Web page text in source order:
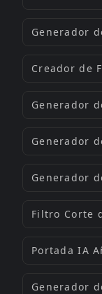
Generador
Creador de
Generador
Generador
Generador
Filtro Corte
Portada IA
Generador